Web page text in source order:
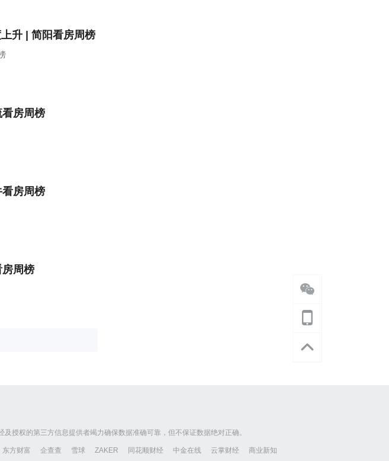
升 | 简阳看房周榜
房周榜
房周榜
周榜
授权的第三方信息提供者竭力确保数据准确可靠，但不保证数据绝对正确。
东方财富 企查查 雪球 ZAKER 同花顺财经 中金在线 云掌财经
商业新知